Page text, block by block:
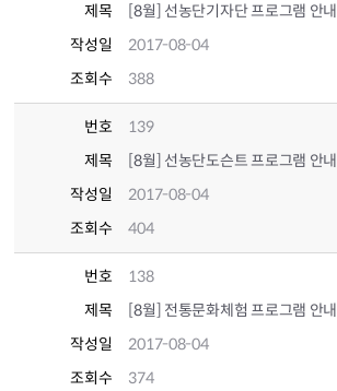
제목
[8월] 선농단기자단 프로그램 안내
작성일
2017-08-04
조회수
388
번호
139
제목
[8월] 선농단도슨트 프로그램 안내
작성일
2017-08-04
조회수
404
번호
138
제목
[8월] 전통문화체험 프로그램 안내
작성일
2017-08-04
조회수
374